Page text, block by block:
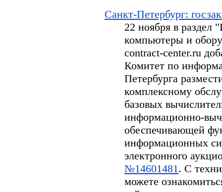
Санкт-Петербург:
22 ноября в раздел
компьютеры и
contract-center.ru
Комитет по
Петербурга
комплексному
базовых
информационно-
обеспечивающей
информационных
электронного
№14601481 . С
можете